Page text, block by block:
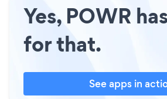
Yes, POWR
for that.
See apps in